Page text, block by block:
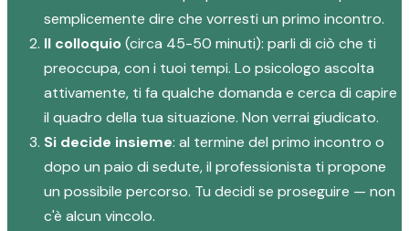
semplicemente dire che vorresti un primo incontro.
Il colloquio(circa 45-50 minuti): parli di ciò che ti
preoccupa, con i tuoi tempi. Lo psicologo ascolta
attivamente, ti fa qualche domanda e cerca di capire
il quadro della tua situazione. Non verrai giudicato.
Si decide insieme: al termine del primo incontro o
dopo un paio di sedute, il professionista ti propone
un possibile percorso. Tu decidi se proseguire — non
c'è alcun vincolo.